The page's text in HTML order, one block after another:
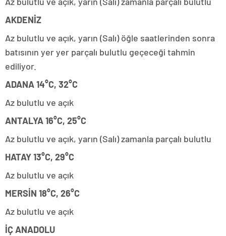
AKDENİZ
Az bulutlu ve açık, yarın (Salı) öğle saatlerinden sonra
batısının yer yer parçalı bulutlu geçeceği tahmin
ediliyor.
ADANA 14°C, 32°C
Az bulutlu ve açık
ANTALYA 16°C, 25°C
Az bulutlu ve açık, yarın (Salı) zamanla parçalı bulutlu
HATAY 13°C, 29°C
Az bulutlu ve açık
MERSİN 18°C, 26°C
Az bulutlu ve açık
İÇ ANADOLU